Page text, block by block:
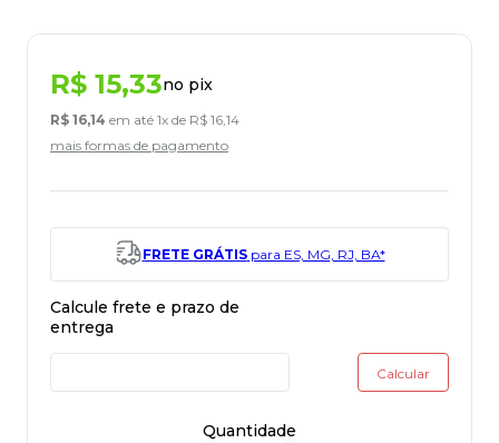
R$ 15,33no pix
R$ 16,14 em até 1x de R$ 16,14
mais formas de pagamento
FRETE GRÁTISpara ES, MG, RJ, BA*
Quantidade